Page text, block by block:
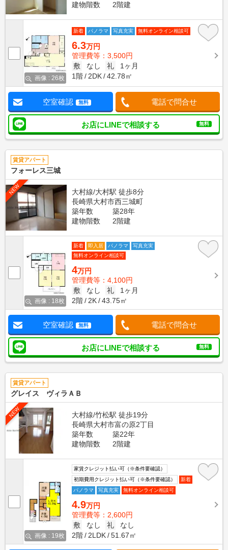
建物階数
2階建
画像 : 26枚
新着 パノラマ 写真充実 無料オンライン相談可
6.3万円
管理費等：3,500円
敷
なし 礼
1ヶ月
1階
2DK 42.78㎡
空室確認 無料 電話で問合せ
お店にLINEで相談する 無料
賃貸アパート
フォーレス三城
NEW
大村線/大村駅 徒歩8分
長崎県大村市西三城町
築年数
築28年
建物階数
2階建
画像 : 18枚
新着 即入居 パノラマ
写真充実
無料オンライン相談可
4万円
管理費等：4,100円
敷
なし 礼
1ヶ月
2階
2K 43.75㎡
空室確認 無料 電話で問合せ
お店にLINEで相談する 無料
賃貸アパート
グレイス ヴィラＡＢ
NEW
大村線/竹松駅 徒歩19分
長崎県大村市富の原2丁目
築年数
築22年
建物階数
2階建
画像 : 19枚
家賃クレジット払い可（※条件要確認）
初期費用クレジット払い可（※条件要確認）
新着
パノラマ
写真充実 無料オンライン相談可
4.9万円
管理費等：2,600円
敷
なし 礼
なし
2階
2LDK 51.67㎡